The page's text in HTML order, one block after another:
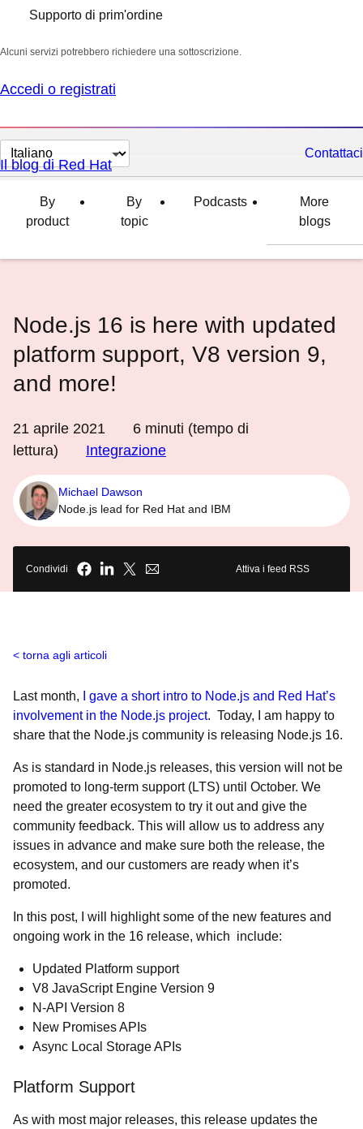
Supporto di prim'ordine
Alcuni servizi potrebbero richiedere una sottoscrizione.
Accedi o registrati
Cambia
lingua
Contattaci
Il blog di Red Hat
By
product
By
topic
Podcasts
More
blogs
Node.js 16 is here with updated
platform support, V8 version 9,
and more!
21 aprile 2021 6 minuti (tempo di
lettura)
Integrazione
Michael Dawson
Node.js lead for Red Hat and IBM
Condividi Attiva i feed RSS
torna agli articoli
Last month,
I gave a short intro to Node.js and Red Hat’s
involvement in the Node.js project. Today, I am happy to
share that the Node.js community is releasing Node.js 16.
As is standard in Node.js releases, this version will not be
promoted to long-term support (LTS) until October. We
need the greater ecosystem to try it out and give the
community feedback. This will allow us to address any
issues in advance and make sure both the release, the
ecosystem, and our customers are ready when it’s
promoted.
In this post, I will highlight some of the new features and
ongoing work in the 16 release, which include:
Updated Platform support
V8 JavaScript Engine Version 9
N-API Version 8
New Promises APIs
Async Local Storage APIs
Platform Support
As with most major releases, this release updates the